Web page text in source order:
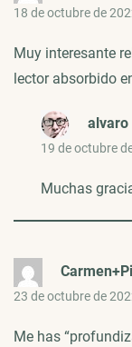
18 de octubre de
Muy interesante
lector absorbido
alvaro
19 de octubre
Muchas
23 de octubre de
Me has